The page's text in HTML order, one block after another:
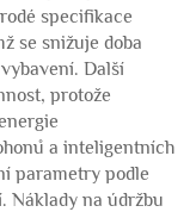
specifikace
se snižuje doba
Další
protože
a inteligentních
parametry podle
Náklady na údržbu